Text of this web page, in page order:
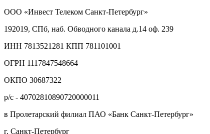
ООО «Инвест Телеком Санкт-Петербург»
192019, СПб, наб. Обводного канала д.14 оф. 239
ИНН 7813521281 КПП 781101001
ОГРН 1117847548664
ОКПО 30687322
р/с - 40702810890720000011
в Пролетарский филиал ПАО «Банк Санкт-Петербург»
г. Санкт-Петербург